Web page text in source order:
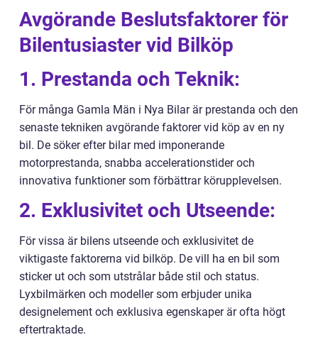
Avgörande Beslutsfaktorer för
Bilentusiaster vid Bilköp
1. Prestanda och Teknik:
För många Gamla Män i Nya Bilar är prestanda och den
senaste tekniken avgörande faktorer vid köp av en ny
bil. De söker efter bilar med imponerande
motorprestanda, snabba accelerationstider och
innovativa funktioner som förbättrar körupplevelsen.
2. Exklusivitet och Utseende:
För vissa är bilens utseende och exklusivitet de
viktigaste faktorerna vid bilköp. De vill ha en bil som
sticker ut och som utstrålar både stil och status.
Lyxbilmärken och modeller som erbjuder unika
designelement och exklusiva egenskaper är ofta högt
eftertraktade.